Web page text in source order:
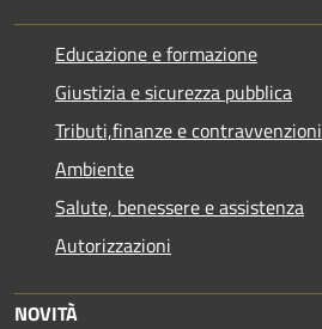
Educazione e formazione
Giustizia e sicurezza pubblica
Tributi,finanze e contravvenzioni
Ambiente
Salute, benessere e assistenza
Autorizzazioni
NOVITÀ